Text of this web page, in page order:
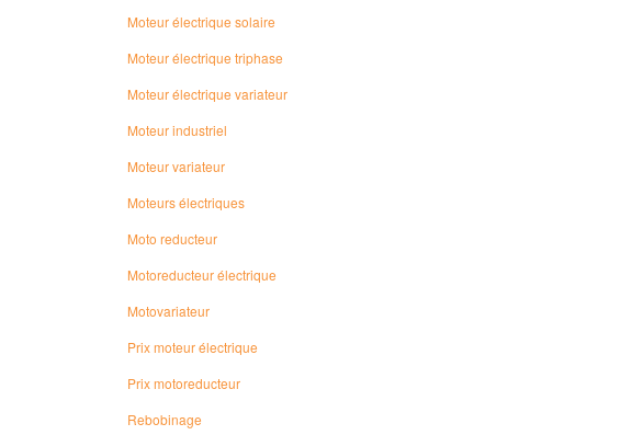
Moteur électrique solaire
Moteur électrique triphase
Moteur électrique variateur
Moteur industriel
Moteur variateur
Moteurs électriques
Moto reducteur
Motoreducteur électrique
Motovariateur
Prix moteur électrique
Prix motoreducteur
Rebobinage